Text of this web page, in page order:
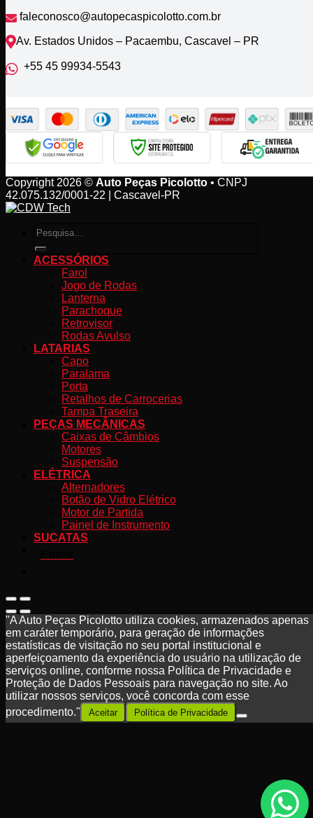
faleconosco@autopecaspicolotto.com.br
Av. Estados Unidos – Pacaembu, Cascavel – PR
+55 45 99934‑5543‬
Copyright 2026 © Auto Peças Picolotto • CNPJ
42.075.132/0001-22 | Cascavel-PR
Pesquisar
por:
ACESSÓRIOS
Farol
Jogo de Rodas
Lanterna
Parachoque
Retrovisor
Rodas Avulso
LATARIAS
Capo
Paralama
Porta
Retalhos de Carrocerias
Tampa Traseira
PEÇAS MECÂNICAS
Caixas de Câmbios
Motores
Suspensão
ELÉTRICA
Alternadores
Botão de Vidro Elétrico
Motor de Partida
Painel de Instrumento
SUCATAS
"A Auto Peças Picolotto utiliza cookies, armazenados apenas
em caráter temporário, para geração de informações
estatísticas de visitação no seu portal institucional e
aperfeiçoamento da experiência do usuário na utilização de
serviços online, conforme nossa Política de Privacidade e
Proteção de Dados Pessoais para navegação no site. Ao
utilizar nossos serviços, você concorda com esse
procedimento."
Aceitar Política de Privacidade